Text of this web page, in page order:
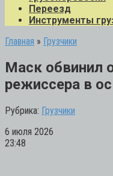
Переезд
Инструменты
Главная » Грузчики
Маск обвинил
режиссера в
Рубрика: Грузчики
6 июля 2026
23:48